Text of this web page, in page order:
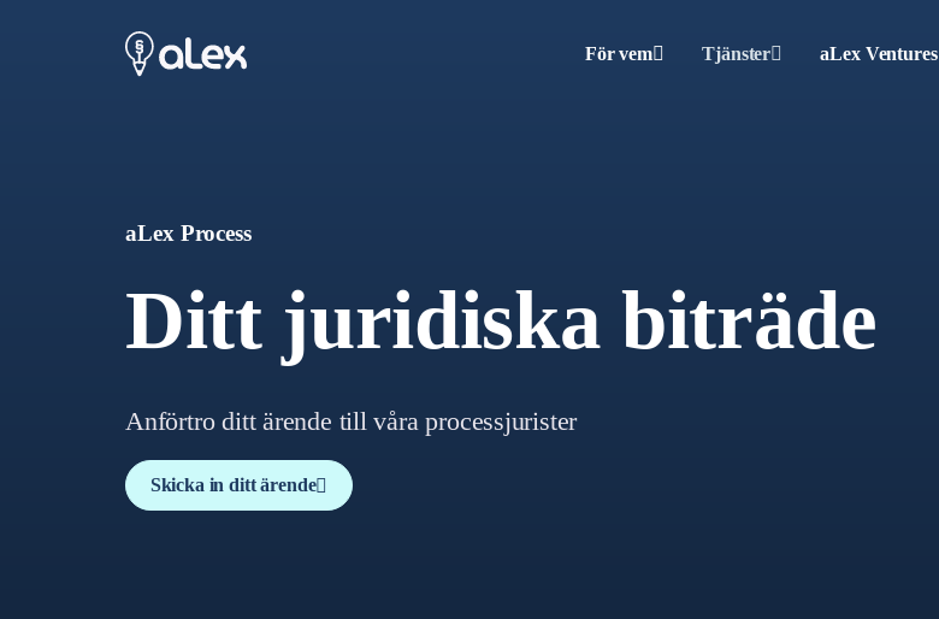
För vem Tjänster aLex Ventures
aLex Process
Ditt juridiska biträde
Anförtro ditt ärende till våra processjurister
Skicka in ditt ärende